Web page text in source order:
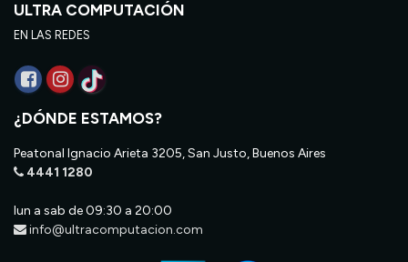
ULTRA COMPUTACIÓN
EN LAS REDES
¿DÓNDE ESTAMOS?
Peatonal Ignacio Arieta 3205, San Justo, Buenos Aires
4441 1280
lun a sab de 09:30 a 20:00
info@ultracomputacion.com